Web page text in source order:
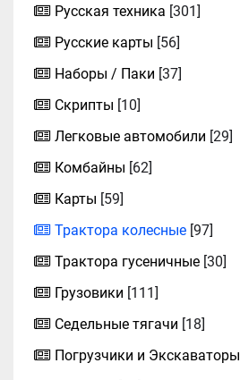
Русская техника [301]
Русские карты [56]
Наборы / Паки [37]
Скрипты [10]
Легковые автомобили [29]
Комбайны [62]
Карты [59]
Трактора колесные [97]
Трактора гусеничные [30]
Грузовики [111]
Седельные тягачи [18]
Погрузчики и Экскаваторы